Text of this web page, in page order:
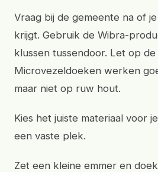
Vraag bij de gemeente na of
krijgt. Gebruik de Wibra-
klussen tussendoor. Let op
Microvezeldoeken werken
maar niet op ruw hout.
Kies het juiste materiaal voor
een vaste plek.
Zet een kleine emmer en